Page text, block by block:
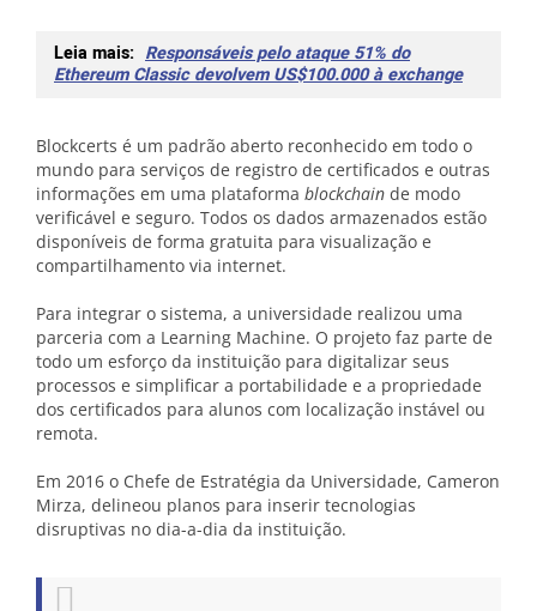
Leia mais: Responsáveis pelo ataque 51% do
Ethereum Classic devolvem US$100.000 à exchange
Blockcerts é um padrão aberto reconhecido em todo o
mundo para serviços de registro de certificados e outras
informações em uma plataforma blockchain de modo
verificável e seguro. Todos os dados armazenados estão
disponíveis de forma gratuita para visualização e
compartilhamento via internet.
Para integrar o sistema, a universidade realizou uma
parceria com a Learning Machine. O projeto faz parte de
todo um esforço da instituição para digitalizar seus
processos e simplificar a portabilidade e a propriedade
dos certificados para alunos com localização instável ou
remota.
Em 2016 o Chefe de Estratégia da Universidade, Cameron
Mirza, delineou planos para inserir tecnologias
disruptivas no dia-a-dia da instituição.